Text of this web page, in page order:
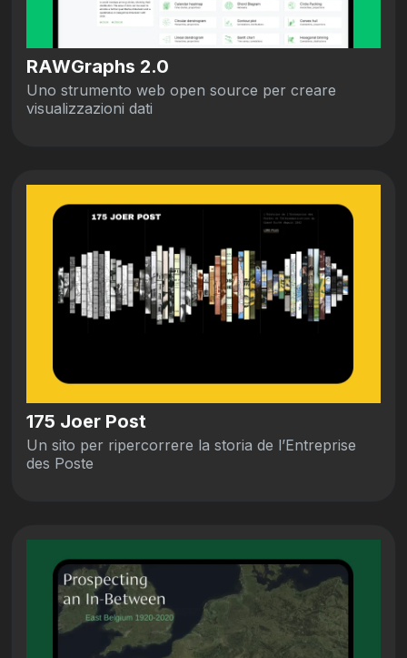
RAWGraphs 2.0
Uno strumento web open source per creare
visualizzazioni dati
175 Joer Post
Un sito per ripercorrere la storia de l’Entreprise
des Poste